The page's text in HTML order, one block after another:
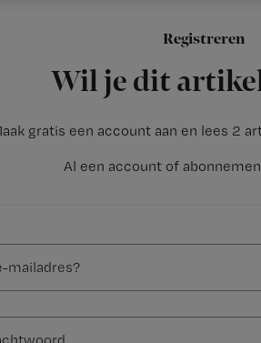
Registreren
Wil je dit
gratis een account aan en lees 2
Al een account of